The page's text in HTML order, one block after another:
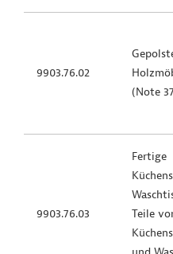
9903.76.02
(Note
9903.76.03
Fertige
Teile